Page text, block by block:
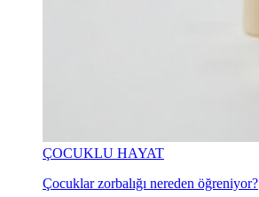
ÇOCUKLU HAYAT
Çocuklar zorbalığı nereden öğreniyor?